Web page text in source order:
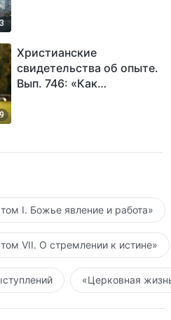
спасение?
Христианские
свидетельства об опыте.
Вып. 746: «Как
I. Божье явление и работа»
VII. О стремлении к истине»
«Церковная